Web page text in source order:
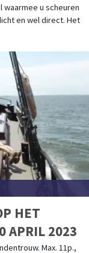
waarmee u scheuren
en wel direct. Het
HET
APRIL 2023
Max. 11p.,